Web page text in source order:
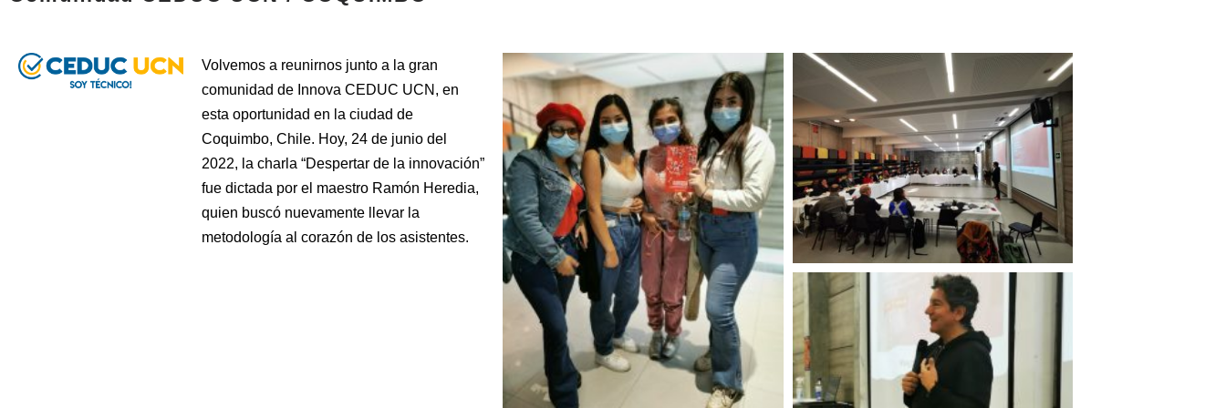
Volvemos a reunirnos junto a la gran
comunidad de Innova CEDUC UCN, en
esta oportunidad en la ciudad de
Coquimbo, Chile. Hoy, 24 de junio del
2022, la charla “Despertar de la innovación”
fue dictada por el maestro Ramón Heredia,
quien buscó nuevamente llevar la
metodología al corazón de los asistentes.